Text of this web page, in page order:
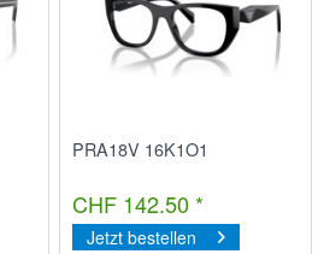
PRA18V 16K1O1
CHF 142.50 *
Jetzt bestellen